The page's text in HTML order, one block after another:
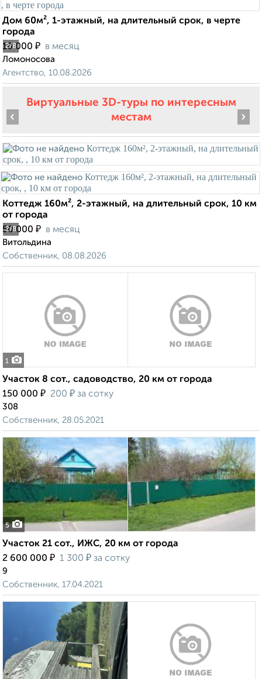
2/8
Дом 60м², 1-этажный, на длительный срок, в черте
города
10 000 ₽ в месяц
Ломоносова
Агентство, 10.08.2026
Виртуальные 3D-туры по интересным
местам
2/8
‹ ›
Коттедж 160м², 2-этажный, на длительный срок, 10 км
от города
50 000 ₽ в месяц
Витольдина
Собственник, 08.08.2026
1
Участок 8 сот., садоводство, 20 км от города
150 000 ₽ 200 ₽ за сотку
308
Собственник, 28.05.2021
5
Участок 21 сот., ИЖС, 20 км от города
2 600 000 ₽ 1 300 ₽ за сотку
9
Собственник, 17.04.2021